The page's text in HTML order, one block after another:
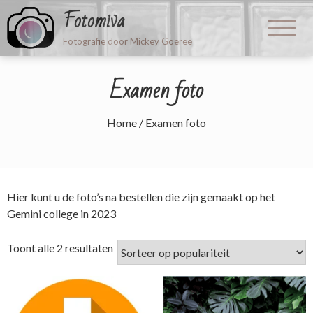
Fotomiva
Fotografie door Mickey Goeree
Examen foto
Home / Examen foto
Hier kunt u de foto’s na bestellen die zijn gemaakt op het
Gemini college in 2023
Toont alle 2 resultatenGesorteerd
op
populariteit